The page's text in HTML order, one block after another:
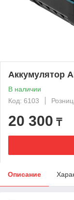
Аккумулятор
В наличии
Код: 6103
20 300 ₸
Описание